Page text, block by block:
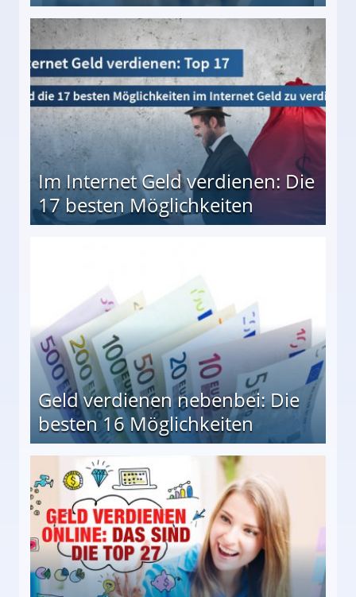
besten Möglichkeiten
Im Internet Geld verdienen: Die
17 besten Möglichkeiten
Geld verdienen nebenbei: Die
besten 16 Möglichkeiten